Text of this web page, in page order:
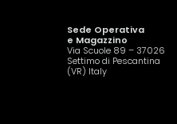
Sede Operativa
e Magazzino
Via Scuole 89 – 37026
Settimo di Pescantina
(VR) Italy